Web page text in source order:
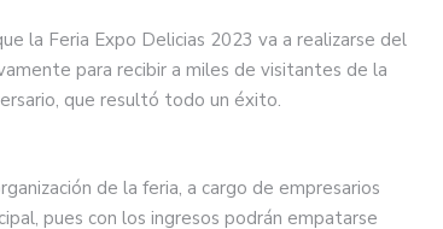
la Feria Expo Delicias 2023 va a realizarse del
para recibir a miles de visitantes de la
que resultó todo un éxito.
de la feria, a cargo de empresarios
pues con los ingresos podrán empatarse